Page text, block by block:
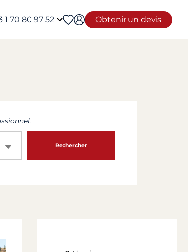
1 70 80 97 52 Obtenir un devis
Rechercher